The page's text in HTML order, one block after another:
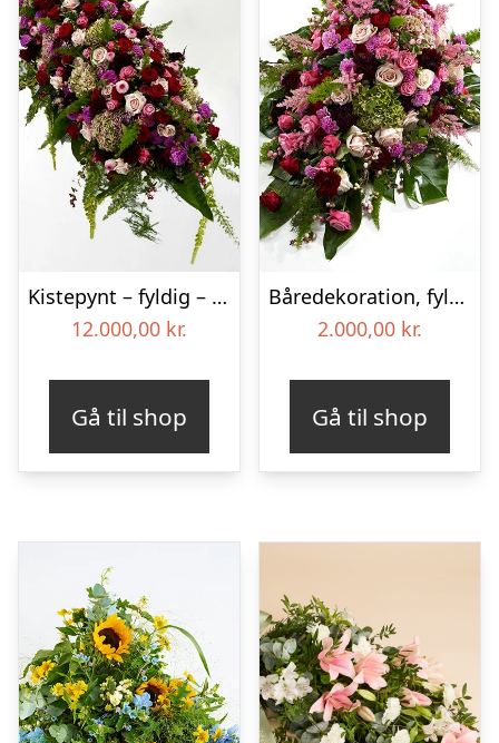
Kistepynt – fyldig – Blomster til begravelse
12.000,00 kr.
Gå til shop
Båredekoration, fyldig – Blomster til begravelse
2.000,00 kr.
Gå til shop